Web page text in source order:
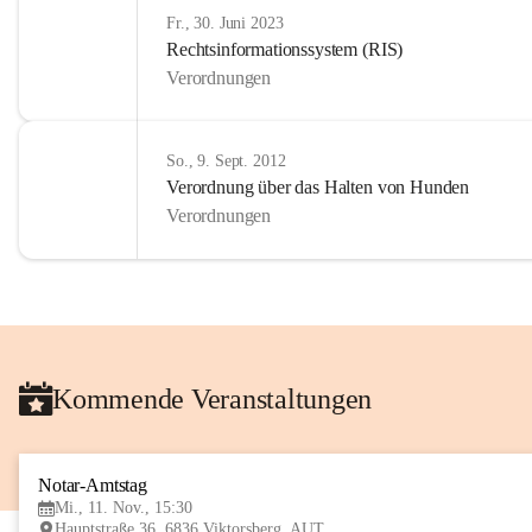
Fr., 30. Juni 2023
Rechtsinformationssystem (RIS)
Verordnungen
So., 9. Sept. 2012
Verordnung über das Halten von Hunden
Verordnungen
Kommende Veranstaltungen
Notar-Amtstag
Mi., 11. Nov., 15:30